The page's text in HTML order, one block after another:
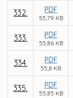
332. PDF
55,79 KB
333. PDF
55,86 KB
334. PDF
55,8 KB
335. PDF
55,85 KB